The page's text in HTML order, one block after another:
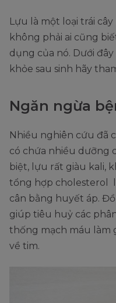
Lựu là một loại trái
không phải ai cũng
dụng của nó. Dưới
khỏe sau sinh hãy
Ngăn ngừa
Nhiều nghiên cứu đã
có chứa nhiều dưỡng
biệt, lựu rất giàu kali,
tổng hợp cholesterol
cân bằng huyết áp.
giúp tiêu huỷ các
thống mạch máu làm
về tim.